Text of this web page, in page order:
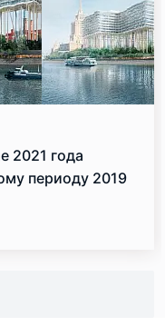
2021 года
периоду 2019